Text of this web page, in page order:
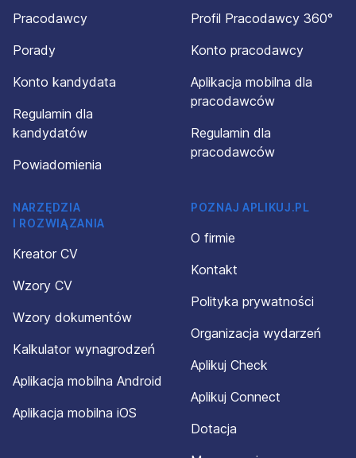
Pracodawcy
Porady
Konto kandydata
Regulamin dla
kandydatów
Powiadomienia
Profil Pracodawcy 360°
Konto pracodawcy
Aplikacja mobilna dla
pracodawców
Regulamin dla
pracodawców
NARZĘDZIA
I ROZWIĄZANIA
Kreator CV
Wzory CV
Wzory dokumentów
Kalkulator wynagrodzeń
Aplikacja mobilna Android
Aplikacja mobilna iOS
POZNAJ APLIKUJ.PL
O firmie
Kontakt
Polityka prywatności
Organizacja wydarzeń
Aplikuj Check
Aplikuj Connect
Dotacja